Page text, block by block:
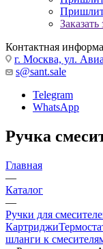
Контактная
г. Москва, ул.
s@sant.sale
Telegram
WhatsApp
Ручка
Главная
—
Каталог
—
Ручки для
Картриджи
шланги к